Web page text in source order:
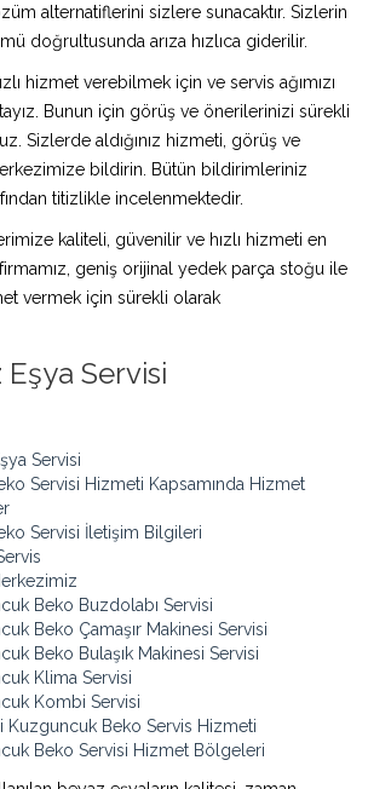
alternatiflerini sizlere sunacaktır. Sizlerin
doğrultusunda arıza hızlıca giderilir.
hizmet verebilmek için ve servis ağımızı
Bunun için görüş ve önerilerinizi sürekli
Sizlerde aldığınız hizmeti, görüş ve
bildirin. Bütün bildirimleriniz
titizlikle incelenmektedir.
kaliteli, güvenilir ve hızlı hizmeti en
geniş orijinal yedek parça stoğu ile
vermek için sürekli olarak
Servisi
Servisi
Servisi Hizmeti Kapsamında Hizmet
Servisi İletişim Bilgileri
Beko Buzdolabı Servisi
Beko Çamaşır Makinesi Servisi
Beko Bulaşık Makinesi Servisi
Klima Servisi
Kombi Servisi
Kuzguncuk Beko Servis Hizmeti
Beko Servisi Hizmet Bölgeleri